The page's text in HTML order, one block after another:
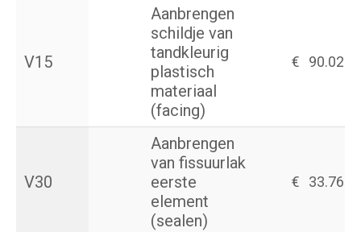
V15
Aanbrengen
schildje van
tandkleurig
plastisch
materiaal
(facing)
€ 90.02
V30
Aanbrengen
van fissuurlak
eerste
element
(sealen)
€ 33.76